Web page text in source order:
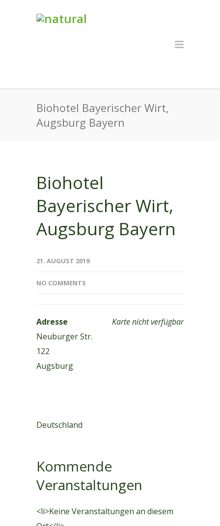
Biohotel Bayerischer Wirt,
Augsburg Bayern
Biohotel
Bayerischer Wirt,
Augsburg Bayern
21. AUGUST 2019
NO COMMENTS
Karte nicht verfügbar
Adresse
Neuburger Str.
122
Augsburg
Deutschland
Kommende
Veranstaltungen
<li>Keine Veranstaltungen an diesem